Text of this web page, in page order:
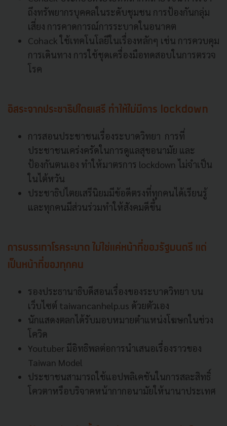
ถึงทรัพยากรบุคคลในระดับชุมชน การป้องกันกลุ่ม
เสี่ยง การคาดการณ์การระบาดในอนาคต
Cohack ใช้เทคโนโลยีในเรื่องหลักๆ เช่น การควบคุม
การเดินทาง การใช้ชุดเครื่องมือทดสอบในการตรวจ
โรค
อิสระจากประชาธิปไตยเสรี ทำให้ไม่มีการ lockdown
การสอนประชาชนเรื่องระบาดวิทยา การที่
ประชาชนเคร่งครัดในการดูแลสุขอนามัย และ
ป้องกันตนเอง ทำให้มาตรการ lockdown ไม่จำเป็น
ในไต้หวัน
ประชาธิปไตยเสรีนิยมมีข้อดีตรงที่ทุกคนได้เรียนรู้
และทุกคนมีส่วนร่วมทำให้สังคมดีขึ้น
การบรรเทาโรคระบาด ไม่ใช่แค่หน้าที่ของรัฐมนตรี แต่
เป็นหน้าที่ของทุกคน
รองประธานาธิบดีสอนเรื่องของระบาดวิทยา บน
เว็บไซต์ taiwancanhelp.us ดัวยตัวเอง
นักแสดงตลกได้รับมอบหมายตำแหน่งโฆษกในช่วง
โควิด
Youtuber มีอิทธิพลต่อการนำเสนอเรื่องราวของ
Taiwan Model
ประชาชนสามารถใช้แอปพลิเคชันในการสละสิทธิ์
โควตาหรือบริจาคหน้ากากอนามัยให้นานาประเทศ